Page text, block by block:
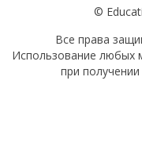
©
Все права
Использование любых
при